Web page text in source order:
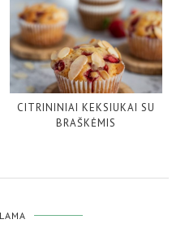
CITRININIAI KEKSIUKAI SU
BRAŠKĖMIS